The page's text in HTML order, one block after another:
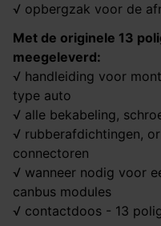
√ opbergzak voor de
Met de originele 13
meegeleverd:
√ handleiding voor
type auto
√ alle bekabeling,
√ rubberafdichtingen,
connectoren
√ wanneer nodig voor
canbus modules
√ contactdoos - 13